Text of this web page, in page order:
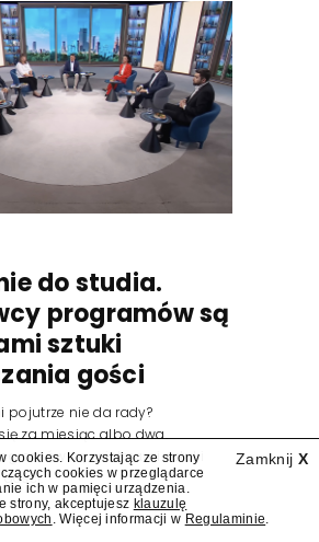
do studia.
programów są
sztuki
gości
pojutrze nie da rady?
za miesiąc albo dwa.
są mistrzami sztuki
Zamknij X
cookies. Korzystając ze strony
cookies w przeglądarce
ich w pamięci urządzenia.
strony, akceptujesz klauzulę
. Więcej informacji w Regulaminie.